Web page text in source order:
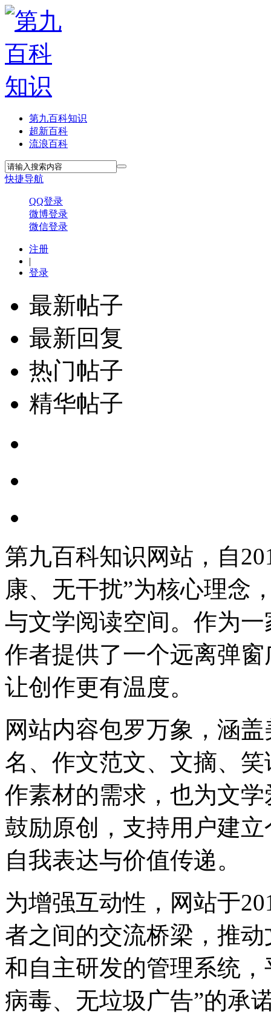
第九百科知识
超新百科
流浪百科
快捷导航
QQ登录
微博登录
微信登录
注册
|
登录
最新帖子
最新回复
热门帖子
精华帖子
第九百科知识网站，自
康、无干扰”为核心理念
与文学阅读空间。作为
作者提供了一个远离弹
让创作更有温度。
网站内容包罗万象，涵
名、作文范文、文摘、
作素材的需求，也为文
鼓励原创，支持用户建
自我表达与价值传递。
为增强互动性，网站于
者之间的交流桥梁，推
和自主研发的管理系统
病毒、无垃圾广告”的承